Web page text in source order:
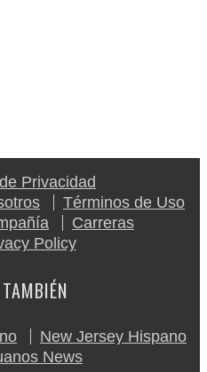
Privacidad
Términos de Uso
Carreras
Policy
New Jersey Hispano
News